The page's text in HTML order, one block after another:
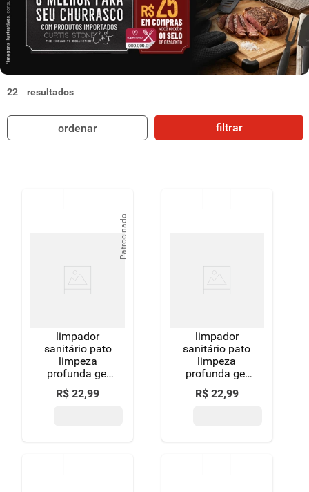
22
ordenar filtrar
Patrocinado
limpador
sanitário pato
limpeza
profunda gel
marine 750ml
oferta especial
R$ 22,99
limpador
sanitário pato
limpeza
profunda gel
marine 750ml
oferta especial
R$ 22,99
º queijo
biscoito
7º vinhos
chocolate